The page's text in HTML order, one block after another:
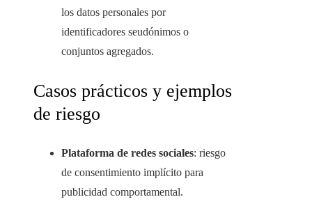
los datos personales por
identificadores seudónimos o
conjuntos agregados.
Casos prácticos y ejemplos
de riesgo
Plataforma de redes sociales: riesgo
de consentimiento implícito para
publicidad comportamental.